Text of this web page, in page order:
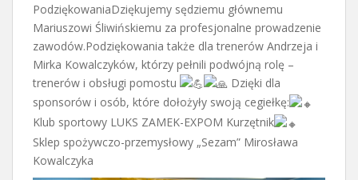
PodziękowaniaDziękujemy sędziemu głównemu
Mariuszowi Śliwińskiemu za profesjonalne prowadzenie
zawodów.Podziękowania także dla trenerów Andrzeja i
Mirka Kowalczyków, którzy pełnili podwójną rolę –
trenerów i obsługi pomostu
Dzięki dla
sponsorów i osób, które dołożyły swoją cegiełkę:
Klub sportowy LUKS ZAMEK-EXPOM Kurzętnik
Sklep spożywczo-przemysłowy „Sezam” Mirosława
Kowalczyka